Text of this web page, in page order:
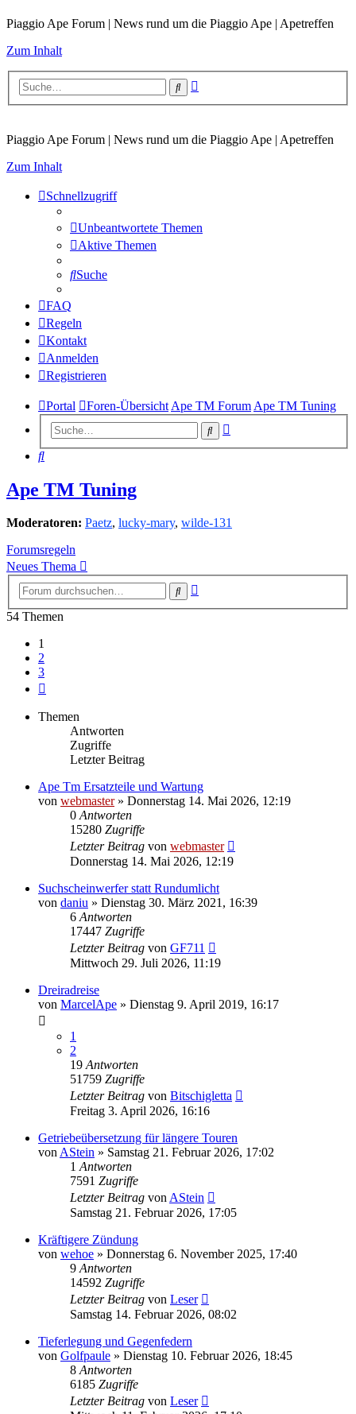
Piaggio Ape Forum | News rund um die Piaggio Ape | Apetreffen
Zum Inhalt
Suche
Piaggio Ape Forum | News rund um die Piaggio Ape | Apetreffen
Zum Inhalt
Schnellzugriff
Unbeantwortete Themen
Aktive Themen
Suche
FAQ
Regeln
Kontakt
Anmelden
Registrieren
Portal Foren-Übersicht Ape TM Forum Ape TM Tuning
Suche
Suche
Ape TM Tuning
Moderatoren: Paetz, lucky-mary, wilde-131
Forumsregeln
Neues Thema
Suche
54 Themen
1
2
3
Themen
Antworten
Zugriffe
Letzter Beitrag
Ape Tm Ersatzteile und Wartung
von webmaster» Donnerstag 14. Mai 2026, 12:19
0 Antworten
15280 Zugriffe
Letzter Beitrag von webmaster
Donnerstag 14. Mai 2026, 12:19
Suchscheinwerfer statt Rundumlicht
von daniu » Dienstag 30. März 2021, 16:39
6 Antworten
17447 Zugriffe
Letzter Beitrag von GF711
Mittwoch 29. Juli 2026, 11:19
Dreiradreise
von MarcelApe » Dienstag 9. April 2019, 16:17
1
2
19 Antworten
51759 Zugriffe
Letzter Beitrag von Bitschigletta
Freitag 3. April 2026, 16:16
Getriebeübersetzung für längere Touren
von AStein » Samstag 21. Februar 2026, 17:02
1 Antworten
7591 Zugriffe
Letzter Beitrag von AStein
Samstag 21. Februar 2026, 17:05
Kräftigere Zündung
von wehoe » Donnerstag 6. November 2025, 17:40
9 Antworten
14592 Zugriffe
Letzter Beitrag von Leser
Samstag 14. Februar 2026, 08:02
Tieferlegung und Gegenfedern
von Golfpaule » Dienstag 10. Februar 2026, 18:45
8 Antworten
6185 Zugriffe
Letzter Beitrag von Leser